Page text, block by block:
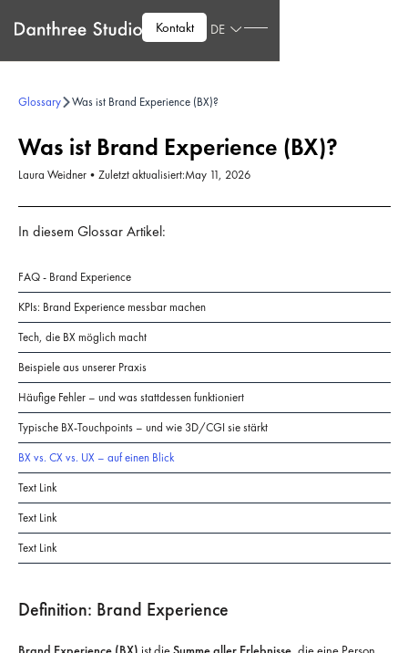
Kontakt DE
Glossary Was ist Brand Experience (BX)?
Was ist Brand Experience (BX)?
Laura Weidner• Zuletzt aktualisiert:May 11, 2026
In diesem Glossar Artikel:
FAQ - Brand Experience
KPIs: Brand Experience messbar machen
Tech, die BX möglich macht
Beispiele aus unserer Praxis
Häufige Fehler – und was stattdessen funktioniert
Typische BX-Touchpoints – und wie 3D/CGI sie stärkt
BX vs. CX vs. UX – auf einen Blick
Text Link
Text Link
Text Link
Definition: Brand Experience